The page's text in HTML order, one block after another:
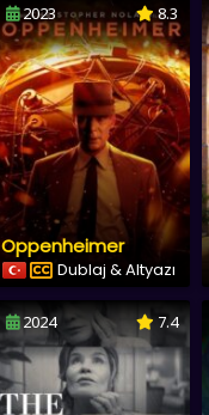
2023 8.3
Oppenheimer
Dublaj & Altyazı
2024 7.4